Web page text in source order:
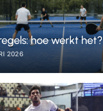
hoe werkt het?
2026